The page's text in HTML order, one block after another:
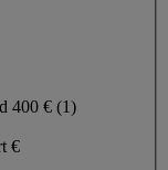
400 € (1)
€